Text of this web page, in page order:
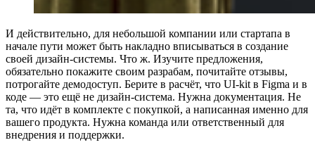
И действительно, для небольшой компании или стартапа в
начале пути может быть накладно вписываться в создание
своей дизайн-системы. Что ж. Изучите предложения,
обязательно покажите своим разрабам, почитайте отзывы,
потрогайте демодоступ. Берите в расчёт, что UI-kit в Figma и в
коде — это ещё не дизайн-система. Нужна документация. Не
та, что идёт в комплекте с покупкой, а написанная именно для
вашего продукта. Нужна команда или ответственный для
внедрения и поддержки.